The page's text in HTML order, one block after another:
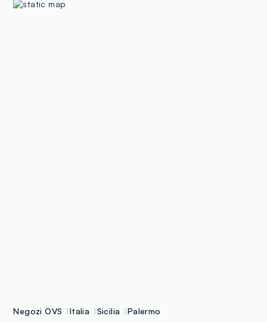
Negozi OVS Italia Sicilia Palermo